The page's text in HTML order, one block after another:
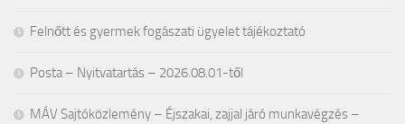
Felnőtt és gyermek fogászati ügyelet tájékoztató
Posta – Nyitvatartás – 2026.08.01-től
MÁV Sajtóközlemény – Éjszakai, zajjal járó munkavégzés –